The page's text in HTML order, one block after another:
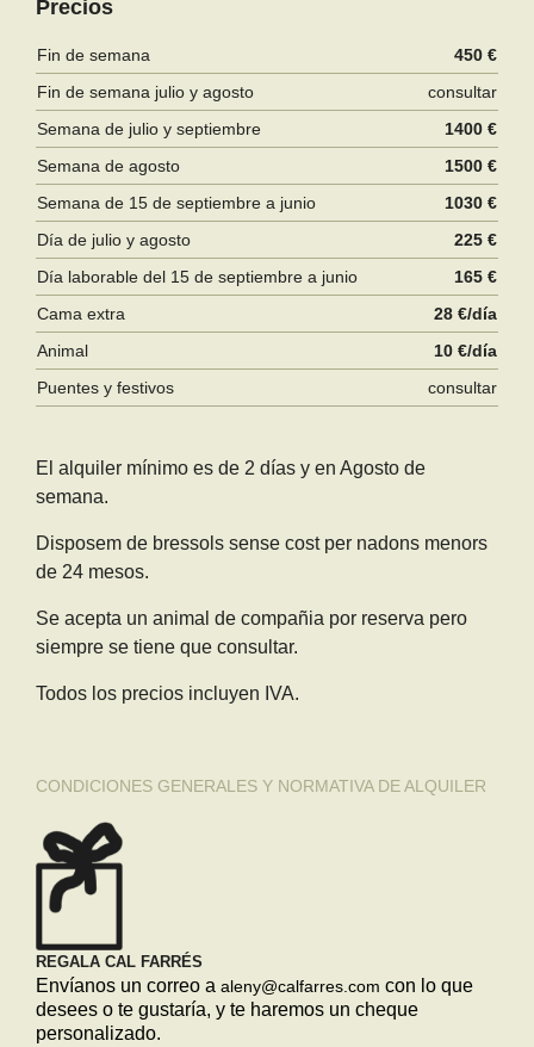
Precios
Fin de semana
450 €
Fin de semana julio y agosto
consultar
Semana de julio y septiembre
1400 €
Semana de agosto
1500 €
Semana de 15 de septiembre a junio
1030 €
Día de julio y agosto
225 €
Día laborable del 15 de septiembre a junio
165 €
Cama extra
28 €/día
Animal
10 €/día
Puentes y festivos
consultar
El alquiler mínimo es de 2 días y en Agosto de
semana.
Disposem de bressols sense cost per nadons menors
de 24 mesos.
Se acepta un animal de compañia por reserva pero
siempre se tiene que consultar.
Todos los precios incluyen IVA.
CONDICIONES GENERALES Y NORMATIVA DE ALQUILER
REGALA CAL FARRÉS
Envíanos un correo a aleny@calfarres.com con lo que
desees o te gustaría, y te haremos un cheque
personalizado.